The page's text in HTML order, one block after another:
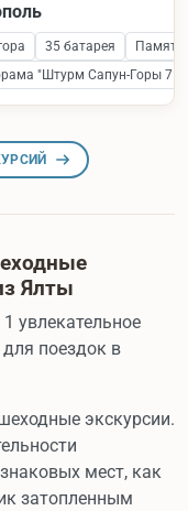
35 батарея
"Штурм Сапун-Горы 7
Ялты
увлекательное
поездок в
экскурсии.
мест, как
затопленным